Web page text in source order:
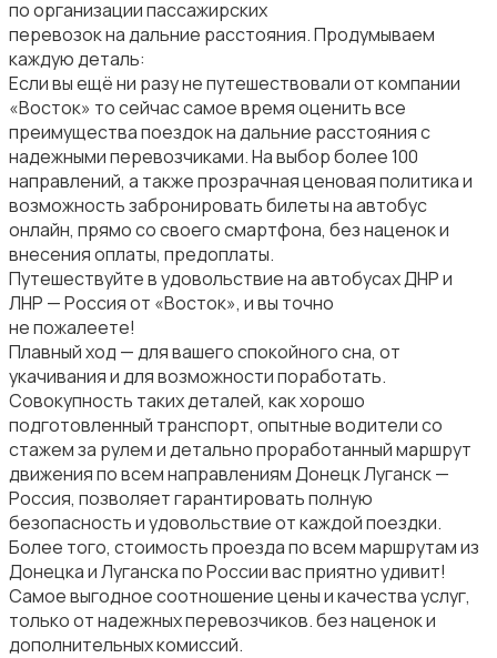
по организации пассажирских
перевозок на дальние расстояния. Продумываем
каждую деталь:
Если вы ещё ни разу не путешествовали от компании
«Восток» то сейчас самое время оценить все
преимущества поездок на дальние расстояния с
надежными перевозчиками. На выбор более 100
направлений, а также прозрачная ценовая политика и
возможность забронировать билеты на автобус
онлайн, прямо со своего смартфона, без наценок и
внесения оплаты, предоплаты.
Путешествуйте в удовольствие на автобусах ДНР и
ЛНР — Россия от «Восток», и вы точно
не пожалеете!
Плавный ход — для вашего спокойного сна, от
укачивания и для возможности поработать.
Совокупность таких деталей, как хорошо
подготовленный транспорт, опытные водители со
стажем за рулем и детально проработанный маршрут
движения по всем направлениям Донецк Луганск —
Россия, позволяет гарантировать полную
безопасность и удовольствие от каждой поездки.
Более того, стоимость проезда по всем маршрутам из
Донецка и Луганска по России вас приятно удивит!
Самое выгодное соотношение цены и качества услуг,
только от надежных перевозчиков. без наценок и
дополнительных комиссий.